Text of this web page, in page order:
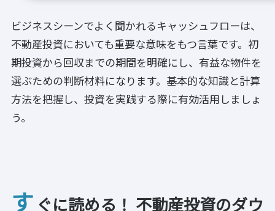
ビジネスシーンでよく聞かれるキャッシュフローは、
不動産投資においても重要な意味をもつ言葉です。初
期投資から回収までの期間を明確にし、有益な物件を
選ぶための判断材料になります。基本的な知識と計算
方法を把握し、投資を実践する際に有効活用しましょ
う。
す ぐに読める！ 不動産投資のダウ